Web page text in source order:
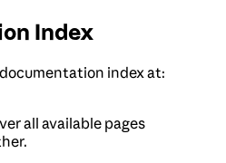
Index
index at:
all available pages